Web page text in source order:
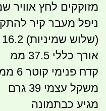
מזוקקים לחץ אוויר
(שלוש שמיניות) 16.2 ממ
אורך כללי 37.5 ממ
קדח פנימי קוטר 6 ממ
משקל עצמי 39 גרם
מגיע כבתמונה